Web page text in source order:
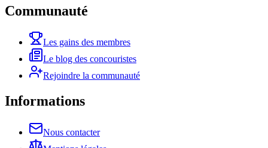
Communauté
Les gains des membres
Le blog des concouristes
Rejoindre la communauté
Informations
Nous contacter